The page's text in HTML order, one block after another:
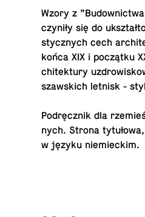
Wzory z
czy­ni­ły się do
stycz­nych cech
końca XIX i po­cząt­ku
chi­tek­tu­ry
szaw­skich letnisk -
Pod­ręcz­nik dla
nych. Strona
w języku niemieckim.